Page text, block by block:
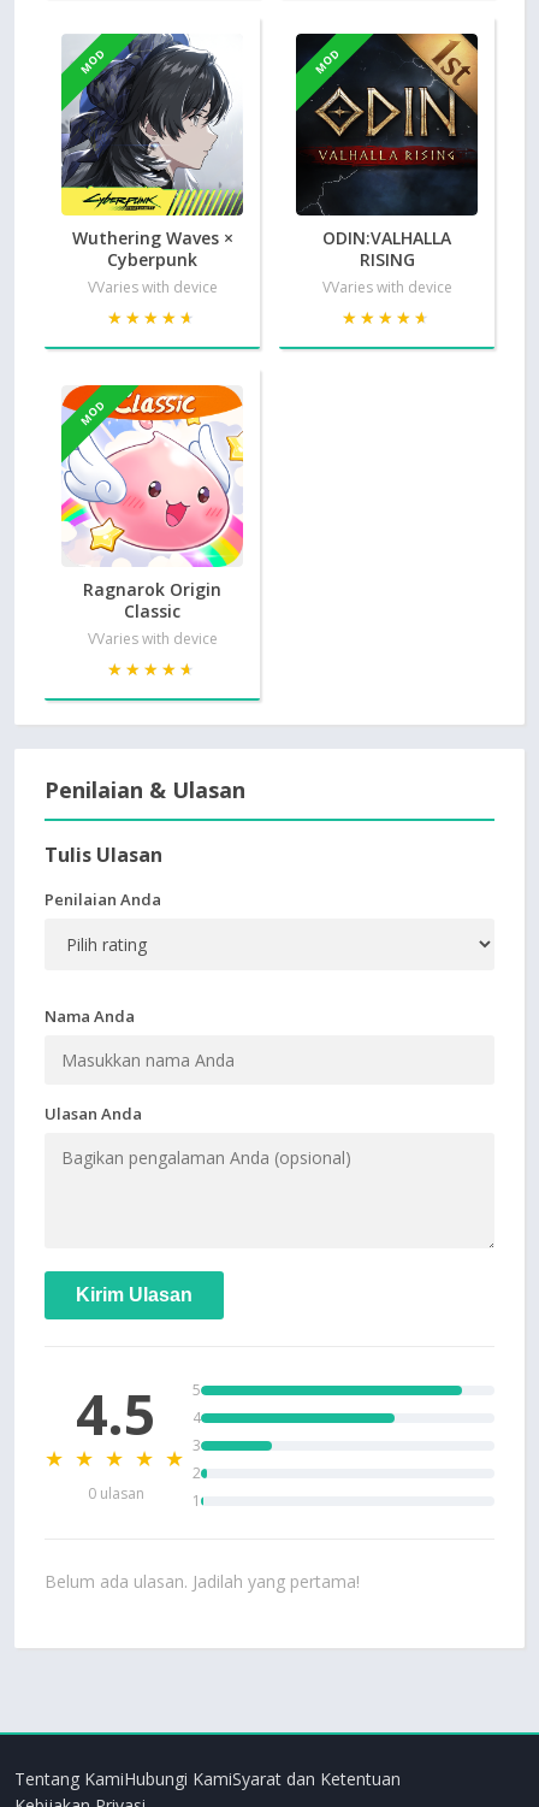
MOD
Wuthering Waves ×
Cyberpunk
VVaries with device
★★★★★
★★★★★
MOD
ODIN:VALHALLA
RISING
VVaries with device
★★★★★
★★★★★
MOD
Ragnarok Origin
Classic
VVaries with device
★★★★★
★★★★★
Penilaian & Ulasan
Tulis Ulasan
Penilaian Anda
Nama Anda
Ulasan Anda
Kirim Ulasan
4.5
★ ★ ★ ★ ★
0 ulasan
5
4
3
2
1
Belum ada ulasan. Jadilah yang pertama!
Tentang KamiHubungi KamiSyarat dan Ketentuan